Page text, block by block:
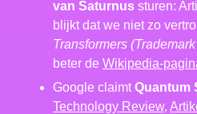
van Saturnus sturen:
blijkt dat we niet zo
Transformers
beter de Wikipedia-
Google claimtQuantum
Technology Review,